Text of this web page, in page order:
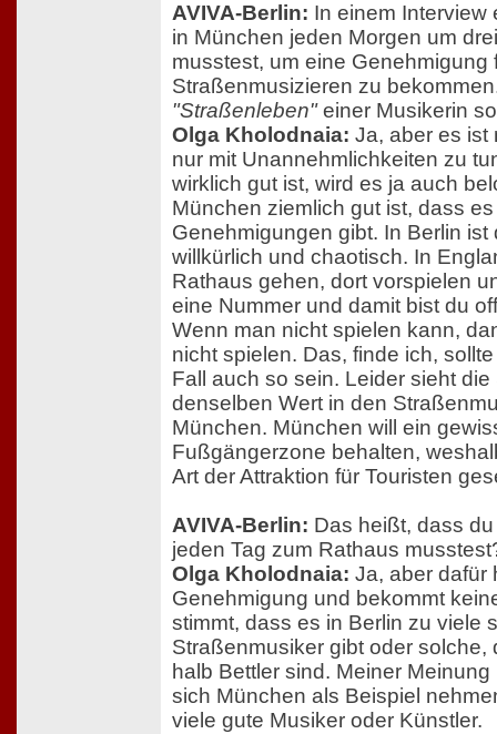
AVIVA-Berlin: In einem Interview
in München jeden Morgen um
musstest, um eine Genehmigung
Straßenmusizieren zu
"Straßenleben"einer Musikerin
Olga Kholodnaia: Ja, aber es ist
nur mit Unannehmlichkeiten zu
wirklich gut ist, wird es ja auch
München ziemlich gut ist, dass
Genehmigungen gibt. In Berlin ist
willkürlich und chaotisch. In
Rathaus gehen, dort vorspielen
eine Nummer und damit bist du
Wenn man nicht spielen kann,
nicht spielen. Das, finde ich,
Fall auch so sein. Leider sieht
denselben Wert in den
München. München will ein
Fußgängerzone behalten,
Art der Attraktion für Touristen
AVIVA-Berlin: Das heißt, dass
jeden Tag zum Rathaus
Olga Kholodnaia: Ja, aber dafür
Genehmigung und bekommt
stimmt, dass es in Berlin zu viele
Straßenmusiker gibt oder solche,
halb Bettler sind. Meiner
sich München als Beispiel
viele gute Musiker oder Künstler.